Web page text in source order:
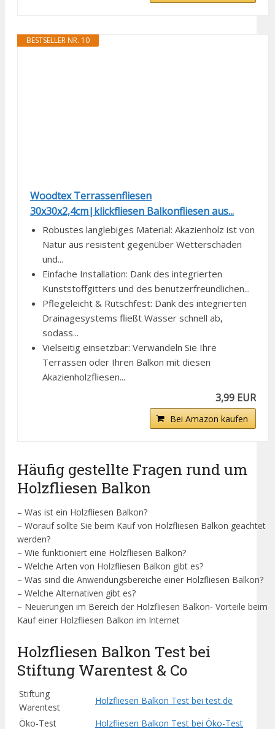
BESTSELLER NR. 10
Woodtex Terrassenfliesen
30x30x2,4cm|klickfliesen Balkonfliesen aus...
Robustes langlebiges Material: Akazienholz ist von
Natur aus resistent gegenüber Wetterschäden
und...
Einfache Installation: Dank des integrierten
Kunststoffgitters und des benutzerfreundlichen...
Pflegeleicht & Rutschfest: Dank des integrierten
Drainagesystems fließt Wasser schnell ab,
sodass...
Vielseitig einsetzbar: Verwandeln Sie Ihre
Terrassen oder Ihren Balkon mit diesen
Akazienholzfliesen...
3,99 EUR
Bei Amazon kaufen
Häufig gestellte Fragen rund um
Holzfliesen Balkon
– Was ist ein Holzfliesen Balkon?
– Worauf sollte Sie beim Kauf von Holzfliesen Balkon geachtet
werden?
– Wie funktioniert eine Holzfliesen Balkon?
– Welche Arten von Holzfliesen Balkon gibt es?
– Was sind die Anwendungsbereiche einer Holzfliesen Balkon?
– Welche Alternativen gibt es?
– Neuerungen im Bereich der Holzfliesen Balkon- Vorteile beim
Kauf einer Holzfliesen Balkon im Internet
Holzfliesen Balkon Test bei
Stiftung Warentest & Co
Stiftung
Warentest
Holzfliesen Balkon Test bei test.de
Öko-Test
Holzfliesen Balkon Test bei Öko-Test